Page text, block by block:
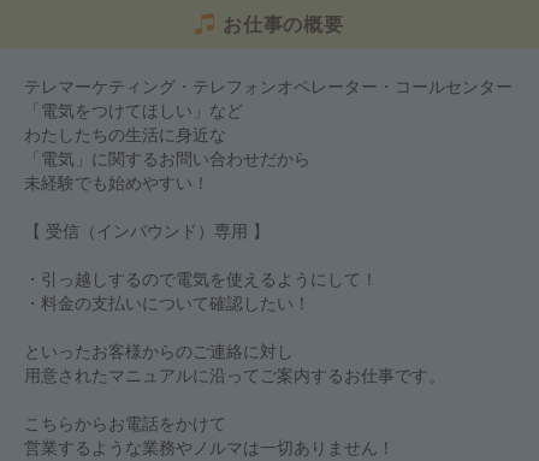
お仕事の概要
テレマーケティング・テレフォンオペレーター・コールセンター
「電気をつけてほしい」など
わたしたちの生活に身近な
「電気」に関するお問い合わせだから
未経験でも始めやすい！
【 受信（インバウンド）専用 】
・引っ越しするので電気を使えるようにして！
・料金の支払いについて確認したい！
といったお客様からのご連絡に対し
用意されたマニュアルに沿ってご案内するお仕事です。
こちらからお電話をかけて
営業するような業務やノルマは一切ありません！